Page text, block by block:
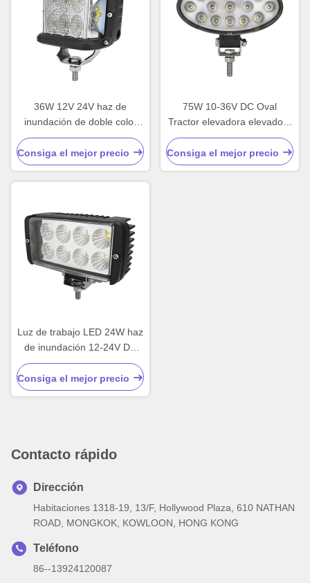
36W 12V 24V haz de
inundación de doble color
lateral luz de trabajo LED
Consiga el mejor precio
75W 10-36V DC Oval
Tractor elevadora elevadora
LED luz de trabajo
Consiga el mejor precio
Luz de trabajo LED 24W haz
de inundación 12-24V DC
camiones todoterreno tractor
Consiga el mejor precio
Contacto rápido
Dirección
Habitaciones 1318-19, 13/F, Hollywood Plaza, 610 NATHAN
ROAD, MONGKOK, KOWLOON, HONG KONG
Teléfono
86--13924120087